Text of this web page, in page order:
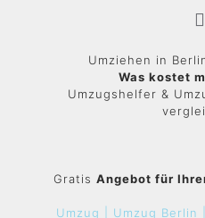
Umziehen in
Was kostet
Umzugshelfer &
Gratis Angebot für
Umzug | Umzug Berlin |